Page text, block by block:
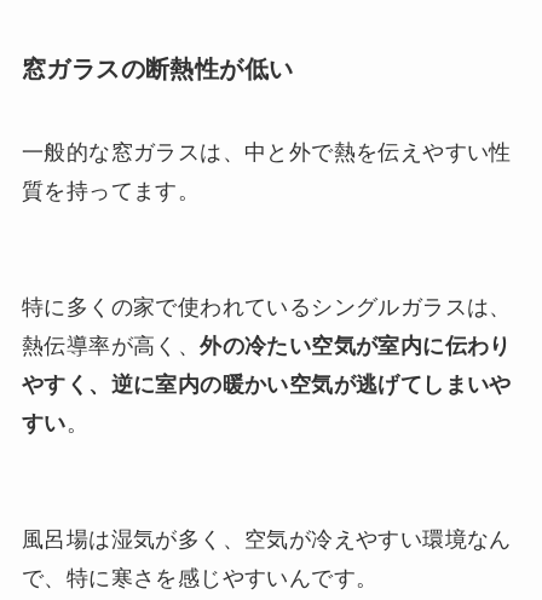
窓ガラスの断熱性が低い
一般的な窓ガラスは、中と外で熱を伝えやすい性
質を持ってます。
特に多くの家で使われているシングルガラスは、
熱伝導率が高く、外の冷たい空気が室内に伝わり
やすく、逆に室内の暖かい空気が逃げてしまいや
すい。
風呂場は湿気が多く、空気が冷えやすい環境なん
で、特に寒さを感じやすいんです。